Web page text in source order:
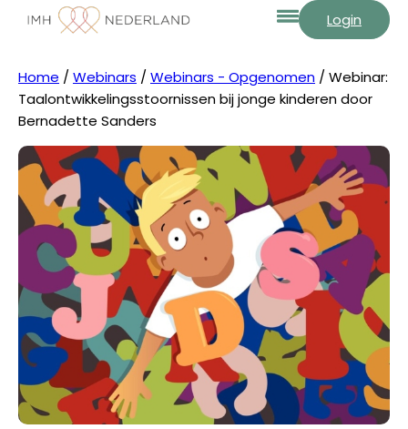
Login
Home / Webinars / Webinars - Opgenomen / Webinar:
Taalontwikkelingsstoornissen bij jonge kinderen door
Bernadette Sanders